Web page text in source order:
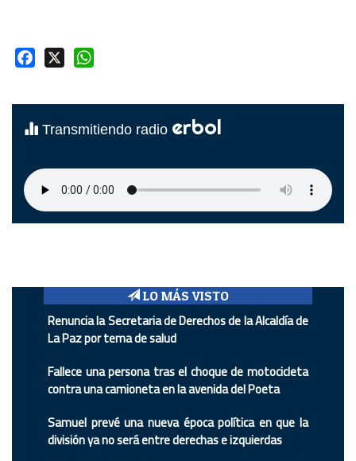
Facebook
Transmitiendo radio erbol
LO MÁS VISTO
Renuncia la Secretaria de Derechos de la Alcaldía de
La Paz por tema de salud
Fallece una persona tras el choque de motocicleta
contra una camioneta en la avenida del Poeta
Samuel prevé una nueva época política en que la
división ya no será entre derechas e izquierdas